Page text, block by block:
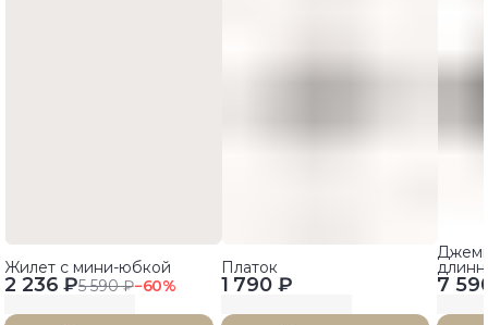
2 236 ₽5 590 ₽−60%
Жилет с мини-юбкой
1 790 ₽
Платок
7